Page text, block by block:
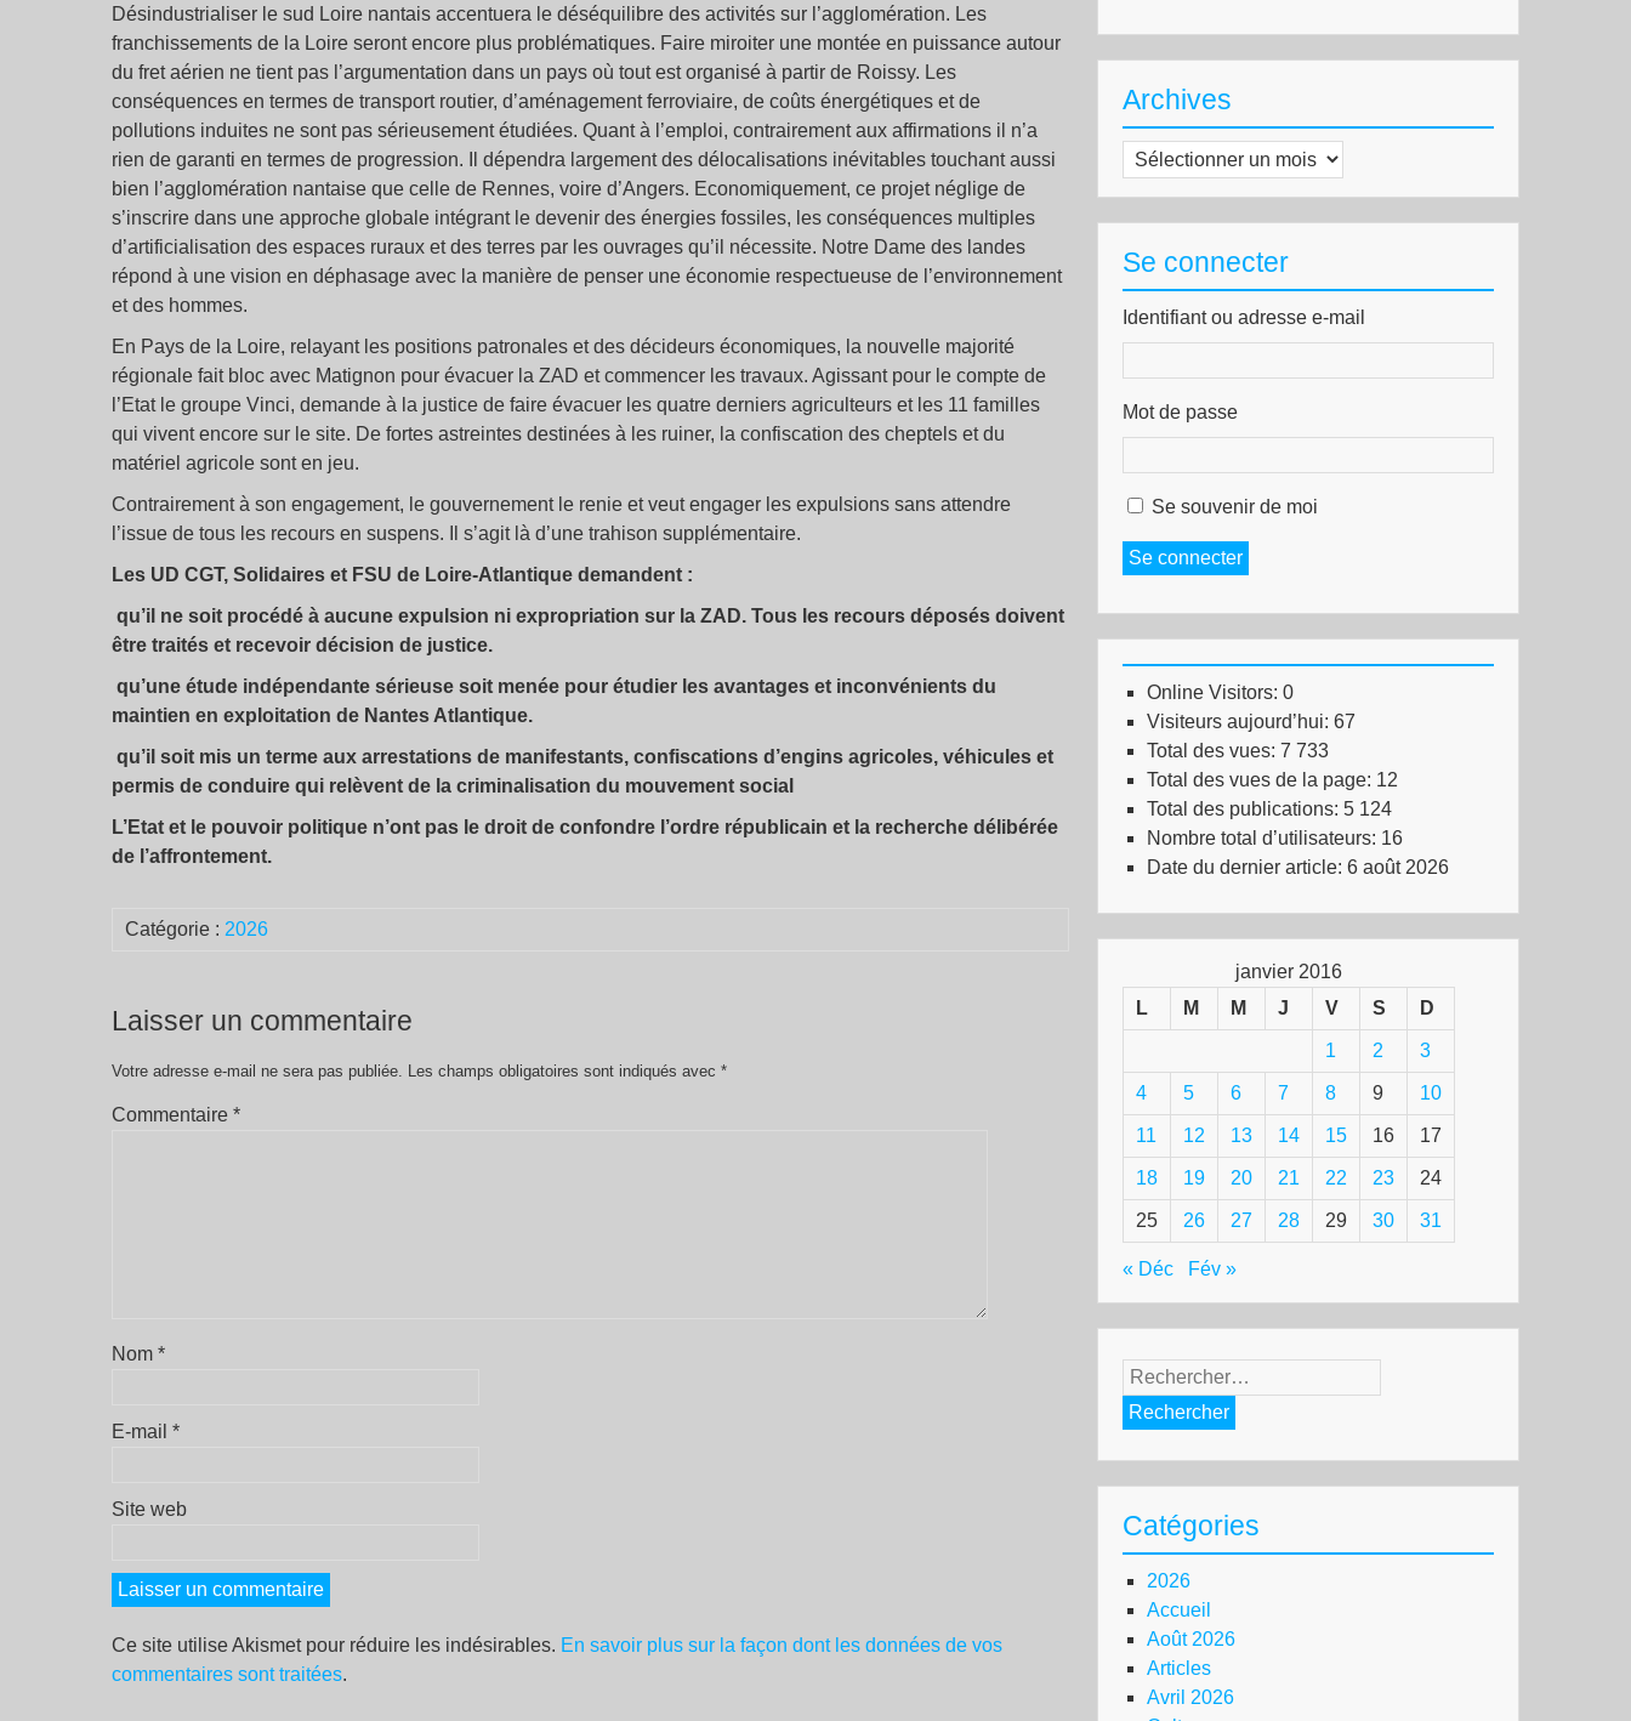
Désindustrialiser le sud Loire nantais accentuera le déséquilibre des activités sur l’agglomération. Les
franchissements de la Loire seront encore plus problématiques. Faire miroiter une montée en puissance autour
du fret aérien ne tient pas l’argumentation dans un pays où tout est organisé à partir de Roissy. Les
conséquences en termes de transport routier, d’aménagement ferroviaire, de coûts énergétiques et de
pollutions induites ne sont pas sérieusement étudiées. Quant à l’emploi, contrairement aux affirmations il n’a
rien de garanti en termes de progression. Il dépendra largement des délocalisations inévitables touchant aussi
bien l’agglomération nantaise que celle de Rennes, voire d’Angers. Economiquement, ce projet néglige de
s’inscrire dans une approche globale intégrant le devenir des énergies fossiles, les conséquences multiples
d’artificialisation des espaces ruraux et des terres par les ouvrages qu’il nécessite. Notre Dame des landes
répond à une vision en déphasage avec la manière de penser une économie respectueuse de l’environnement
et des hommes.
En Pays de la Loire, relayant les positions patronales et des décideurs économiques, la nouvelle majorité
régionale fait bloc avec Matignon pour évacuer la ZAD et commencer les travaux. Agissant pour le compte de
l’Etat le groupe Vinci, demande à la justice de faire évacuer les quatre derniers agriculteurs et les 11 familles
qui vivent encore sur le site. De fortes astreintes destinées à les ruiner, la confiscation des cheptels et du
matériel agricole sont en jeu.
Contrairement à son engagement, le gouvernement le renie et veut engager les expulsions sans attendre
l’issue de tous les recours en suspens. Il s’agit là d’une trahison supplémentaire.
Les UD CGT, Solidaires et FSU de Loire-Atlantique demandent :
qu’il ne soit procédé à aucune expulsion ni expropriation sur la ZAD. Tous les recours déposés doivent
être traités et recevoir décision de justice.
qu’une étude indépendante sérieuse soit menée pour étudier les avantages et inconvénients du
maintien en exploitation de Nantes Atlantique.
qu’il soit mis un terme aux arrestations de manifestants, confiscations d’engins agricoles, véhicules et
permis de conduire qui relèvent de la criminalisation du mouvement social
L’Etat et le pouvoir politique n’ont pas le droit de confondre l’ordre républicain et la recherche délibérée
de l’affrontement.
Catégorie : 2026
Laisser un commentaire
Votre adresse e-mail ne sera pas publiée. Les champs obligatoires sont indiqués avec *
Commentaire *
Nom *
E-mail *
Site web
Ce site utilise Akismet pour réduire les indésirables. En savoir plus sur la façon dont les données de vos
commentaires sont traitées.
Archives
Archives
Se connecter
Identifiant ou adresse e-mail
Mot de passe
Se souvenir de moi
Se connecter
Online Visitors: 0
Visiteurs aujourd’hui: 67
Total des vues: 7 733
Total des vues de la page: 12
Total des publications: 5 124
Nombre total d’utilisateurs: 16
Date du dernier article: 6 août 2026
janvier 2016
L
M M J V S D
1 2 3
4 5 6 7 8 9 10
11 12 13 14 15 16 17
18 19 20 21 22 23 24
25 26 27 28 29 30 31
« Déc Fév »
Rechercher :
Catégories
2026
Accueil
Août 2026
Articles
Avril 2026